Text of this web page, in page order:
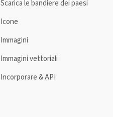
Scarica le bandiere dei paesi
Icone
Immagini
Immagini vettoriali
Incorporare & API